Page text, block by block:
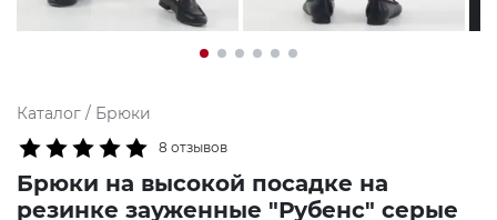
Каталог / Брюки
8 отзывов
Брюки на высокой посадке на
резинке зауженные "Рубенс" серые